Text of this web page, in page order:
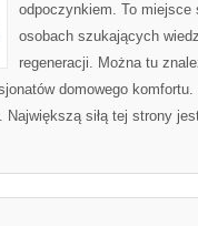
odpoczynkiem. To miejsce
osobach szukających
regeneracji. Można tu
domowego
siłą tej strony